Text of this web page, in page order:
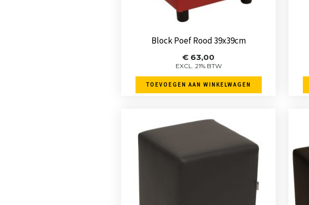
Block Poef Rood 39x39cm
€ 63,00
EXCL. 21% BTW
TOEVOEGEN AAN WINKELWAGEN